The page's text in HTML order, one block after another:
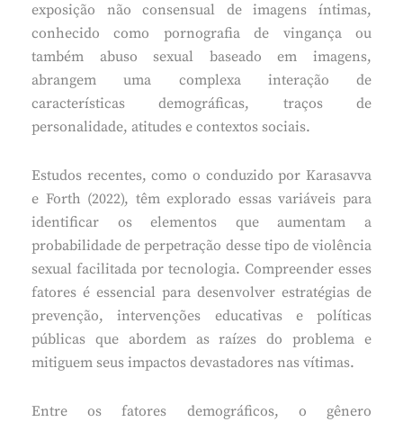
exposição não consensual de imagens íntimas,
conhecido como pornografia de vingança ou
também abuso sexual baseado em imagens,
abrangem uma complexa interação de
características demográficas, traços de
personalidade, atitudes e contextos sociais.
Estudos recentes, como o conduzido por Karasavva
e Forth (2022), têm explorado essas variáveis para
identificar os elementos que aumentam a
probabilidade de perpetração desse tipo de violência
sexual facilitada por tecnologia. Compreender esses
fatores é essencial para desenvolver estratégias de
prevenção, intervenções educativas e políticas
públicas que abordem as raízes do problema e
mitiguem seus impactos devastadores nas vítimas.
Entre os fatores demográficos, o gênero